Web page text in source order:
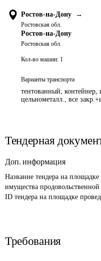
Ростов-на-Дону →
Ростовская обл.
Ростов-на-Дону
Ростовская обл.
Кол-во машин: 1
Варианты транспорта
тентованный, контейнер,
цельнометалл., все
Тендерная
Доп. информация
Название тендера на площадке
имущества
ID тендера на площадке
Требования